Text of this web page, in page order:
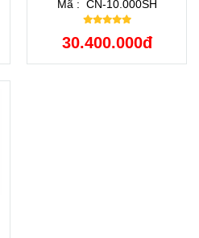
Mã : CN-10.000SH
30.400.000đ